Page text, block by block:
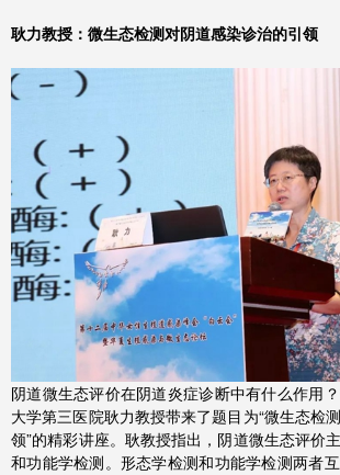
耿力教授：微生态检测对阴道感染诊治的引领
阴道微生态评价在阴道炎症诊断中有什么作用
大学第三医院耿力教授带来了题目为“微生态检
领”的精彩讲座。耿教授指出，阴道微生态评价
和功能学检测。形态学检测和功能学检测两者